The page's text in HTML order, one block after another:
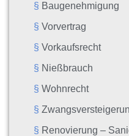
Baugenehmigung
Vorvertrag
Vorkaufsrecht
Nießbrauch
Wohnrecht
Renovierung –